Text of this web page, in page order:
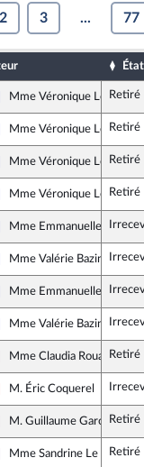
2 3 ... 77
État
Les Républicains
Mme Véronique Louwagie
Retiré
Les Républicains
Mme Véronique Louwagie
Retiré
Les Républicains
Mme Véronique Louwagie
Retiré
Les Républicains
Mme Véronique Louwagie
Retiré
Les Républicains
Mme Emmanuelle
Les Républicains
Mme Valérie Bazin-
Les Républicains
Mme Emmanuelle
Les Républicains
Mme Valérie Bazin-
Socialistes et apparentés
Mme Claudia RouauxRetiré
La France insoumise
M. Éric Coquerel
Socialistes et apparentés
M. Guillaume Garot Retiré
La République en Marche
Mme Sandrine Le FeurRetiré